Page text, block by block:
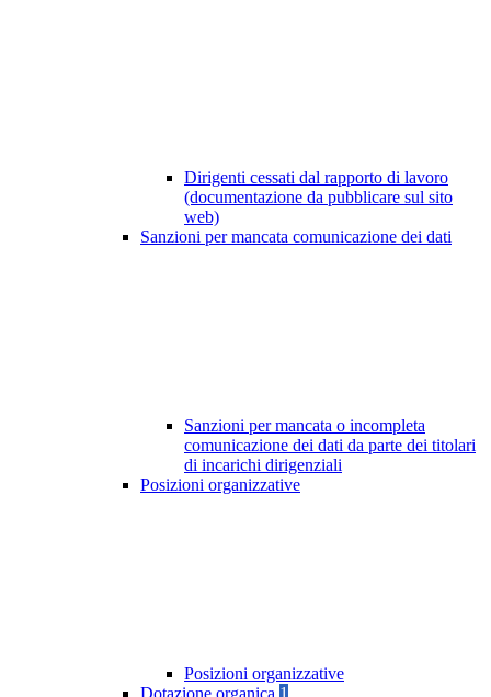
Dirigenti cessati dal rapporto di lavoro
(documentazione da pubblicare sul sito
web)
Sanzioni per mancata comunicazione dei dati
Sanzioni per mancata o incompleta
comunicazione dei dati da parte dei titolari
di incarichi dirigenziali
Posizioni organizzative
Posizioni organizzative